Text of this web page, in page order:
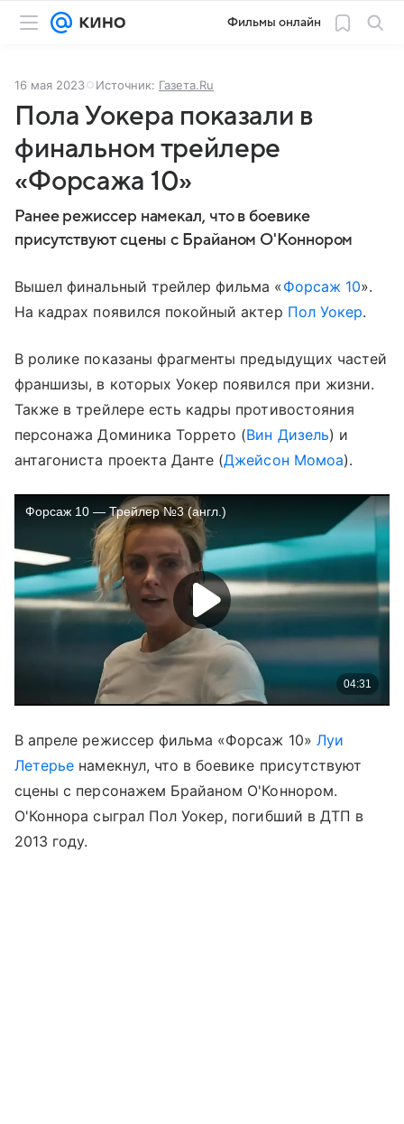
Фильмы онлайн
16 мая 2023 Источник: Газета.Ru
Пола Уокера показали в
финальном трейлере
«Форсажа 10»
Ранее режиссер намекал, что в боевике
присутствуют сцены с Брайаном О'Коннором
Вышел финальный трейлер фильма «Форсаж 10».
На кадрах появился покойный актер Пол Уокер.
В ролике показаны фрагменты предыдущих частей
франшизы, в которых Уокер появился при жизни.
Также в трейлере есть кадры противостояния
персонажа Доминика Торрето (Вин Дизель) и
антагониста проекта Данте (Джейсон Момоа).
В апреле режиссер фильма «Форсаж 10» Луи
Летерье намекнул, что в боевике присутствуют
сцены с персонажем Брайаном О'Коннором.
О'Коннора сыграл Пол Уокер, погибший в ДТП в
2013 году.